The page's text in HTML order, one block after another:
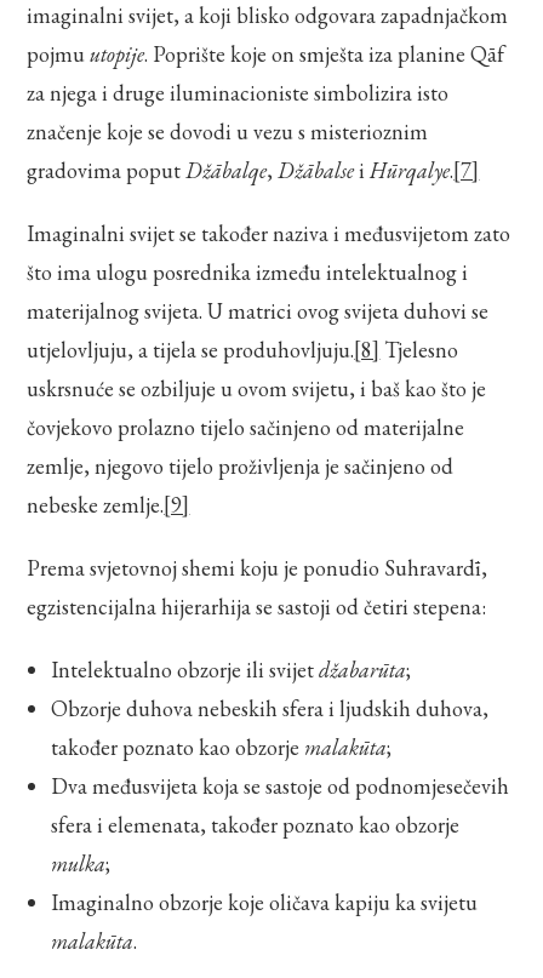
imaginalni svijet, a koji blisko odgovara zapadnjačkom
pojmuutopije. Poprište koje on smješta iza planine Qāf
za njega i druge iluminacioniste simbolizira isto
značenje koje se dovodi u vezu s misterioznim
gradovima poputDžābalqe,DžābalseiHūrqalye.[7]
Imaginalni svijet se također naziva i međusvijetom zato
što ima ulogu posrednika između intelektualnog i
materijalnog svijeta. U matrici ovog svijeta duhovi se
utjelovljuju, a tijela se produhovljuju.[8] Tjelesno
uskrsnuće se ozbiljuje u ovom svijetu, i baš kao što je
čovjekovo prolazno tijelo sačinjeno od materijalne
zemlje, njegovo tijelo proživljenja je sačinjeno od
nebeske zemlje.[9]
Prema svjetovnoj shemi koju je ponudio Suhravardī,
egzistencijalna hijerarhija se sastoji od četiri stepena:
Intelektualno obzorje ili svijetdžabarūta;
Obzorje duhova nebeskih sfera i ljudskih duhova,
također poznato kao obzorje malakūta;
Dva međusvijeta koja se sastoje od podnomjesečevih
sfera i elemenata, također poznato kao obzorje
mulka;
Imaginalno obzorje koje oličava kapiju ka svijetu
malakūta.